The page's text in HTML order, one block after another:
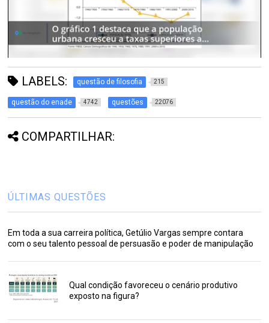
LABELS: questão de filosofia 215
questão do enade 4742 questões 22076
COMPARTILHAR:
ÚLTIMAS QUESTÕES
Em toda a sua carreira política, Getúlio Vargas sempre contara
com o seu talento pessoal de persuasão e poder de manipulação
Qual condição favoreceu o cenário produtivo
exposto na figura?